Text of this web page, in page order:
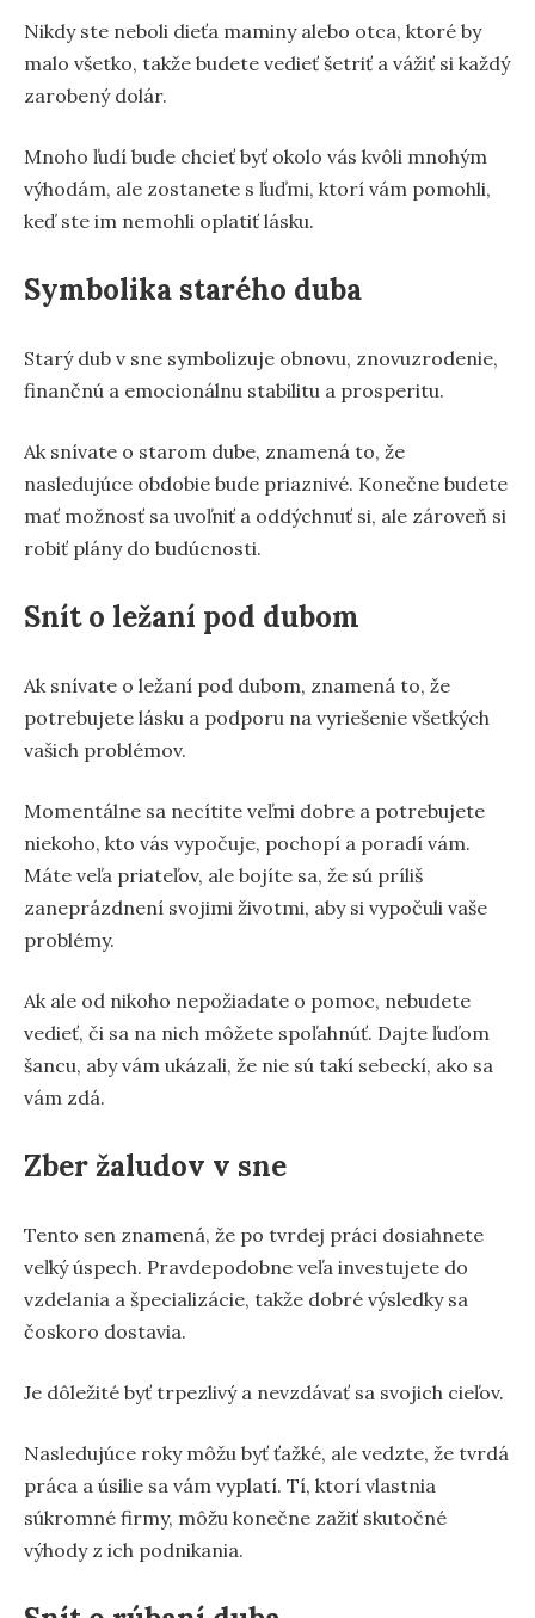
Nikdy ste neboli dieťa maminy alebo otca, ktoré by
malo všetko, takže budete vedieť šetriť a vážiť si každý
zarobený dolár.
Mnoho ľudí bude chcieť byť okolo vás kvôli mnohým
výhodám, ale zostanete s ľuďmi, ktorí vám pomohli,
keď ste im nemohli oplatiť lásku.
Symbolika starého duba
Starý dub v sne symbolizuje obnovu, znovuzrodenie,
finančnú a emocionálnu stabilitu a prosperitu.
Ak snívate o starom dube, znamená to, že
nasledujúce obdobie bude priaznivé. Konečne budete
mať možnosť sa uvoľniť a oddýchnuť si, ale zároveň si
robiť plány do budúcnosti.
Snít o ležaní pod dubom
Ak snívate o ležaní pod dubom, znamená to, že
potrebujete lásku a podporu na vyriešenie všetkých
vašich problémov.
Momentálne sa necítite veľmi dobre a potrebujete
niekoho, kto vás vypočuje, pochopí a poradí vám.
Máte veľa priateľov, ale bojíte sa, že sú príliš
zaneprázdnení svojimi životmi, aby si vypočuli vaše
problémy.
Ak ale od nikoho nepožiadate o pomoc, nebudete
vedieť, či sa na nich môžete spoľahnúť. Dajte ľuďom
šancu, aby vám ukázali, že nie sú takí sebeckí, ako sa
vám zdá.
Zber žaludov v sne
Tento sen znamená, že po tvrdej práci dosiahnete
veľký úspech. Pravdepodobne veľa investujete do
vzdelania a špecializácie, takže dobré výsledky sa
čoskoro dostavia.
Je dôležité byť trpezlivý a nevzdávať sa svojich cieľov.
Nasledujúce roky môžu byť ťažké, ale vedzte, že tvrdá
práca a úsilie sa vám vyplatí. Tí, ktorí vlastnia
súkromné firmy, môžu konečne zažiť skutočné
výhody z ich podnikania.